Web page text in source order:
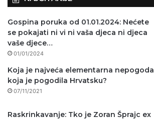
Gospina poruka od 01.01.2024: Nećete
se pokajati ni vi ni vaša djeca ni djeca
vaše djece…
01/01/2024
Koja je najveća elementarna nepogoda
koja je pogodila Hrvatsku?
07/11/2021
Raskrinkavanje: Tko je Zoran Šprajc ex